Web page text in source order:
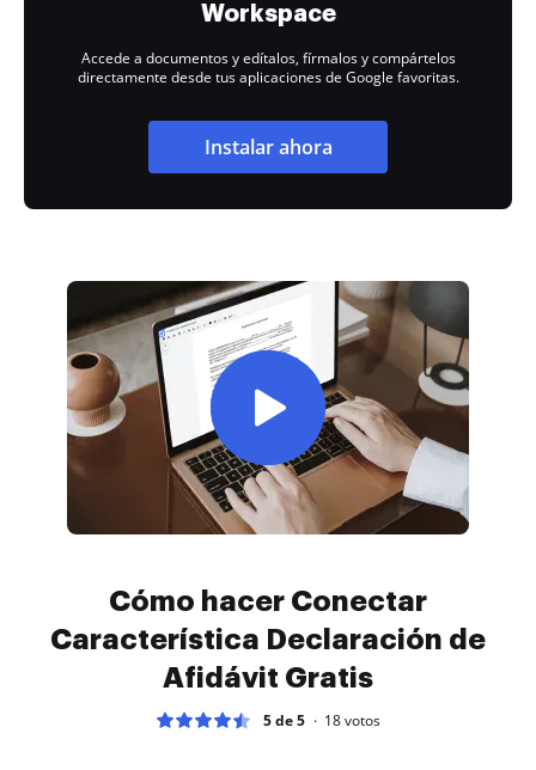
Workspace
Accede a documentos y edítalos, fírmalos y compártelos
directamente desde tus aplicaciones de Google favoritas.
Instalar ahora
Cómo hacer Conectar
Característica Declaración de
Afidávit Gratis
5 de 5 18votos